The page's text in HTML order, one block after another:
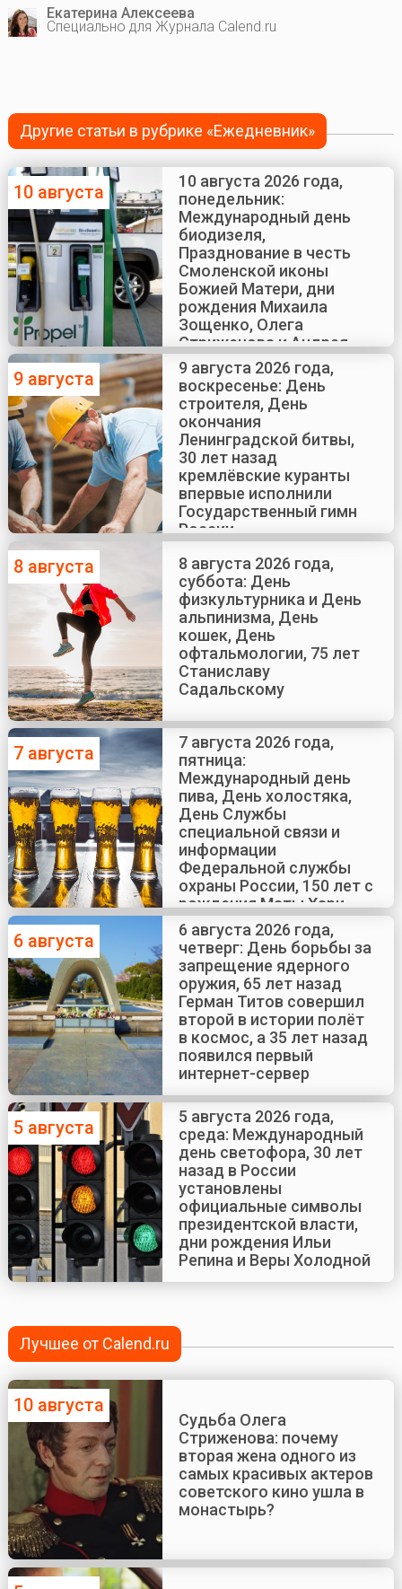
Екатерина Алексеева
Специально для Журнала Calend.ru
Другие статьи в рубрике «Ежедневник»
10 августа
10 августа 2026 года,
понедельник:
Международный день
биодизеля,
Празднование в честь
Смоленской иконы
Божией Матери, дни
рождения Михаила
Зощенко, Олега
Стриженова и Андрея
Краско
9 августа
9 августа 2026 года,
воскресенье: День
строителя, День
окончания
Ленинградской битвы,
30 лет назад
кремлёвские куранты
впервые исполнили
Государственный гимн
России
8 августа
8 августа 2026 года,
суббота: День
физкультурника и День
альпинизма, День
кошек, День
офтальмологии, 75 лет
Станиславу
Садальскому
7 августа
7 августа 2026 года,
пятница:
Международный день
пива, День холостяка,
День Службы
специальной связи и
информации
Федеральной службы
охраны России, 150 лет с
рождения Маты Хари
6 августа
6 августа 2026 года,
четверг: День борьбы за
запрещение ядерного
оружия, 65 лет назад
Герман Титов совершил
второй в истории полёт
в космос, а 35 лет назад
появился первый
интернет-сервер
5 августа
5 августа 2026 года,
среда: Международный
день светофора, 30 лет
назад в России
установлены
официальные символы
президентской власти,
дни рождения Ильи
Репина и Веры Холодной
Лучшее от Calend.ru
10 августа
Судьба Олега
Стриженова: почему
вторая жена одного из
самых красивых актеров
советского кино ушла в
монастырь?